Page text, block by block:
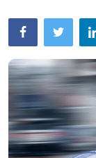
KOSOVA
LAJME NGA BOTA
SHOWBIZ
SPORT
SHENDETI